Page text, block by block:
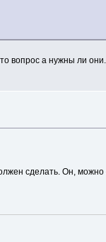
вопрос а нужны ли
сделать. Он, можно